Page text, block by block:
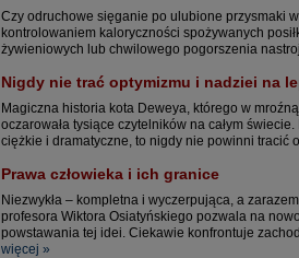
Czy odruchowe sięganie po ulubione przysmaki
kontrolowaniem kaloryczności spożywanych
żywieniowych lub chwilowego pogorszenia
Nigdy nie trać optymizmu i nadziei na
Magiczna historia kota Deweya, którego w
oczarowała tysiące czytelników na całym
ciężkie i dramatyczne, to nigdy nie powinni tracić
Prawa człowieka i ich granice
Niezwykła – kompletna i wyczerpująca, a
profesora Wiktora Osiatyńskiego pozwala na
powstawania tej idei. Ciekawie konfrontuje
więcej »